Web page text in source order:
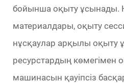
бойынша оқыту ұсынады.
материалдары, оқыту
нұсқаулар арқылы оқыту
ресурстардың көмегімен
машинасын қауіпсіз